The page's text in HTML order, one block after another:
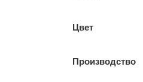
Цвет
Производство